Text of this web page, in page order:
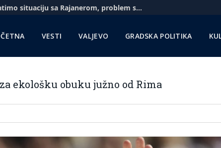
Aerodrom u Nišu: Pratimo situaciju sa Rajanerom, problem sa gorivom zbog sankcija NIS-u
VESTI VALJEVO GRADSKA POLITIKA
ekološku obuku južno od Rima